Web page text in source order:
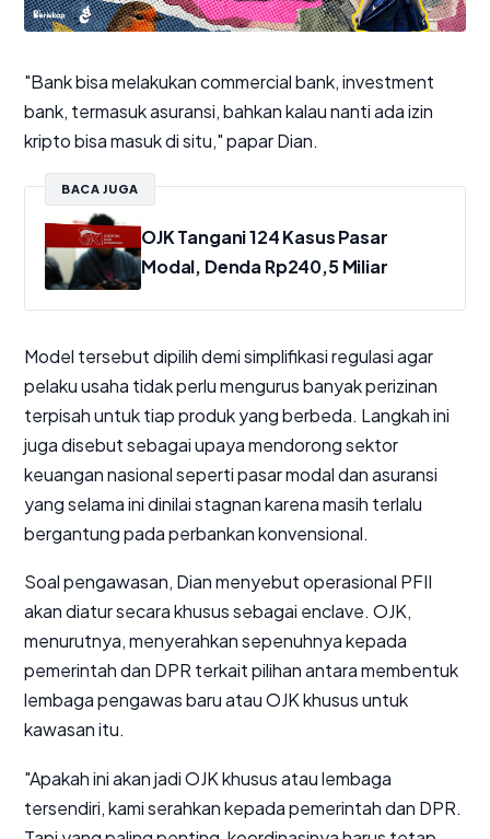
"Bank bisa melakukancommercial bank,investment
bank, termasuk asuransi, bahkan kalau nanti ada izin
kripto bisa masuk di situ," papar Dian.
BACA JUGA
OJK Tangani 124 Kasus Pasar
Modal, Denda Rp240,5 Miliar
Model tersebut dipilih demi simplifikasi regulasi agar
pelaku usaha tidak perlu mengurus banyak perizinan
terpisah untuk tiap produk yang berbeda. Langkah ini
juga disebut sebagai upaya mendorong sektor
keuangan nasional seperti pasar modal dan asuransi
yang selama ini dinilai stagnan karena masih terlalu
bergantung pada perbankan konvensional.
Soal pengawasan, Dian menyebut operasional PFII
akan diatur secara khusus sebagai enclave. OJK,
menurutnya, menyerahkan sepenuhnya kepada
pemerintah dan DPR terkait pilihan antara membentuk
lembaga pengawas baru atau OJK khusus untuk
kawasan itu.
"Apakah ini akan jadi OJK khusus atau lembaga
tersendiri, kami serahkan kepada pemerintah dan DPR.